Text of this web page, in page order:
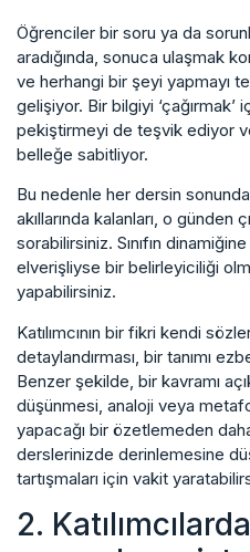
Öğrenciler bir soru ya da
aradığında, sonuca ulaşmak
ve herhangi bir şeyi yapmayı
gelişiyor. Bir bilgiyi
pekiştirmeyi de teşvik ediyor
belleğe sabitliyor.
Bu nedenle her dersin sonunda
akıllarında kalanları, o günden
sorabilirsiniz. Sınıfın
elverişliyse bir belirleyiciliği
yapabilirsiniz.
Katılımcının bir fikri kendi
detaylandırması, bir tanımı
Benzer şekilde, bir kavramı
düşünmesi, analoji veya
yapacağı bir özetlemeden
derslerinizde derinlemesine
tartışmaları için vakit
2.